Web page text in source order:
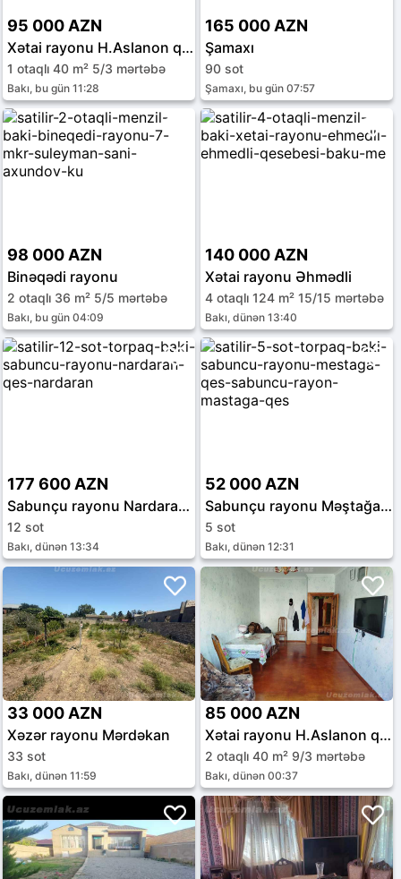
95 000 AZN
Xətai rayonu H.Aslanon qəs.
1 otaqlı 40 m² 5/3 mərtəbə
Bakı, bu gün 11:28
165 000 AZN
Şamaxı
90 sot
Şamaxı, bu gün 07:57
98 000 AZN
Binəqədi rayonu
2 otaqlı 36 m² 5/5 mərtəbə
Bakı, bu gün 04:09
140 000 AZN
Xətai rayonu Əhmədli
4 otaqlı 124 m² 15/15 mərtəbə
Bakı, dünən 13:40
177 600 AZN
Sabunçu rayonu Nardaran qəs.
12 sot
Bakı, dünən 13:34
52 000 AZN
Sabunçu rayonu Məştağa qəs.
5 sot
Bakı, dünən 12:31
33 000 AZN
Xəzər rayonu Mərdəkan
33 sot
Bakı, dünən 11:59
85 000 AZN
Xətai rayonu H.Aslanon qəs.
2 otaqlı 40 m² 9/3 mərtəbə
Bakı, dünən 00:37